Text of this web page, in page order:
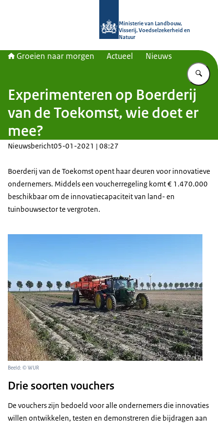
Ministerie van Landbouw,
Visserij, Voedselzekerheid en
Natuur
Groeien naar morgen Actueel Nieuws
Experimenteren op Boerderij
van de Toekomst, wie doet er
mee?
Nieuwsbericht05-01-2021 | 08:27
Boerderij van de Toekomst opent haar deuren voor innovatieve
ondernemers. Middels een voucherregeling komt € 1.470.000
beschikbaar om de innovatiecapaciteit van land- en
tuinbouwsector te vergroten.
Beeld: © WUR
Drie soorten vouchers
De vouchers zijn bedoeld voor alle ondernemers die innovaties
willen ontwikkelen, testen en demonstreren die bijdragen aan